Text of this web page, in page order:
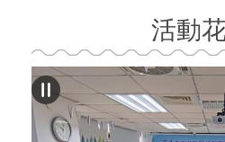
活動